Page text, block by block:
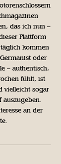
das ich nun –
Plattform
kommen
oder
– authentisch,
fühlt, ist
vielleicht sogar
an der